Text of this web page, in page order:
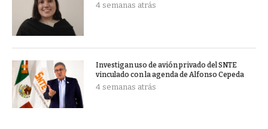
4 semanas atrás
Investigan uso de avión privado del SNTE
vinculado con la agenda de Alfonso Cepeda
4 semanas atrás